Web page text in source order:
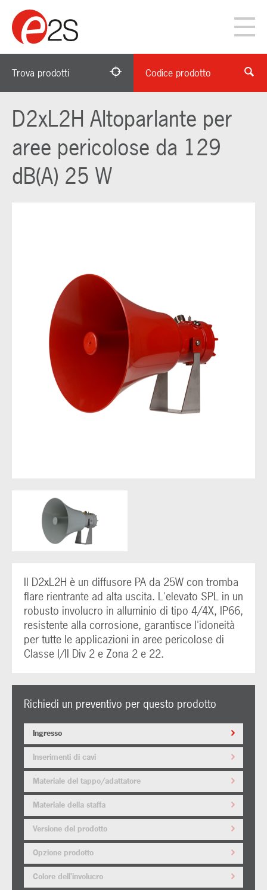
Trova prodotti Codice prodotto
D2xL2H Altoparlante per
aree pericolose da 129
dB(A) 25 W
Il D2xL2H è un diffusore PA da 25W con tromba
flare rientrante ad alta uscita. L'elevato SPL in un
robusto involucro in alluminio di tipo 4/4X, IP66,
resistente alla corrosione, garantisce l'idoneità
per tutte le applicazioni in aree pericolose di
Classe I/II Div 2 e Zona 2 e 22.
Richiedi un preventivo per questo prodotto
Ingresso
Inserimenti di cavi
Materiale del tappo/adattatore
Materiale della staffa
Versione del prodotto
Opzione prodotto
Colore dell'involucro